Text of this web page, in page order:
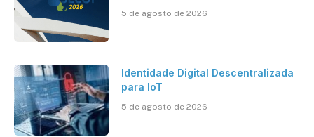
5 de agosto de 2026
Identidade Digital Descentralizada
para IoT
5 de agosto de 2026